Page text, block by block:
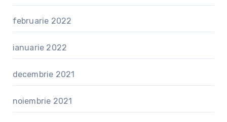
februarie 2022
ianuarie 2022
decembrie 2021
noiembrie 2021